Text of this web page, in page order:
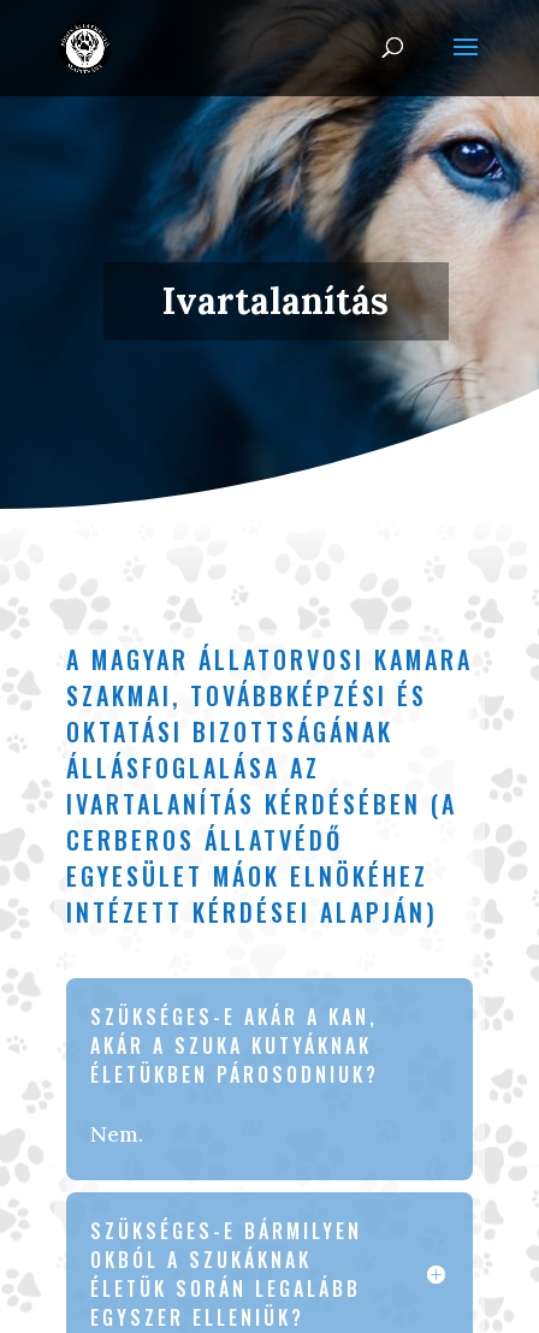
Ivartalanítás
A MAGYAR ÁLLATORVOSI KAMARA
SZAKMAI, TOVÁBBKÉPZÉSI ÉS
OKTATÁSI BIZOTTSÁGÁNAK
ÁLLÁSFOGLALÁSA AZ
IVARTALANÍTÁS KÉRDÉSÉBEN (A
CERBEROS ÁLLATVÉDŐ
EGYESÜLET MÁOK ELNÖKÉHEZ
INTÉZETT KÉRDÉSEI ALAPJÁN)
SZÜKSÉGES-E AKÁR A KAN,
AKÁR A SZUKA KUTYÁKNAK
ÉLETÜKBEN PÁROSODNIUK?
Nem.
SZÜKSÉGES-E BÁRMILYEN
OKBÓL A SZUKÁKNAK
ÉLETÜK SORÁN LEGALÁBB
EGYSZER ELLENIÜK?